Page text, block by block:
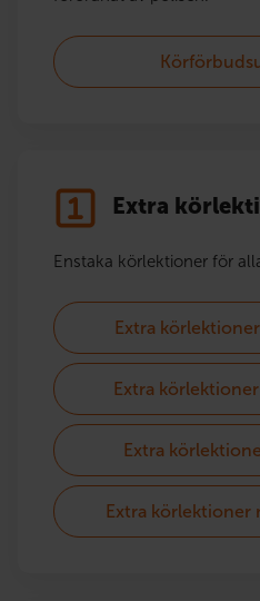
Extra
Enstaka körlektioner för
Extra
Extra
Extra
Extra